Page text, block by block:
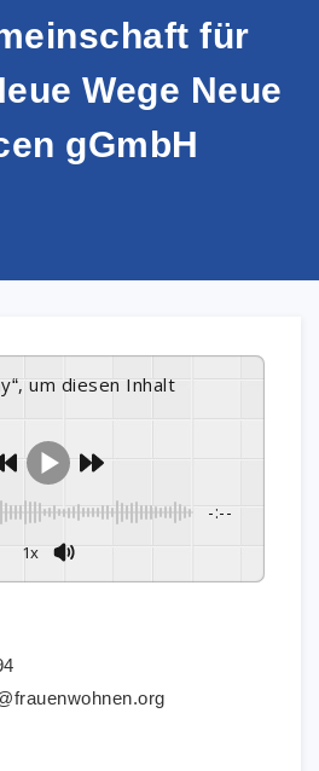
für
Wege Neue
gGmbH
-:--
1x